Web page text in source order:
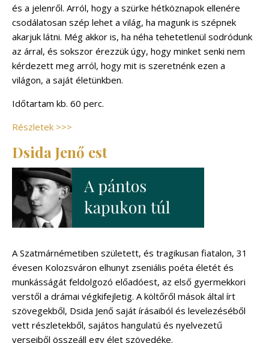
és a jelenről. Arról, hogy a szürke hétköznapok ellenére
csodálatosan szép lehet a világ, ha magunk is szépnek
akarjuk látni. Még akkor is, ha néha tehetetlenül sodródunk
az árral, és sokszor érezzük úgy, hogy minket senki nem
kérdezett meg arról, hogy mit is szeretnénk ezen a
világon, a saját életünkben.
Időtartam kb. 60 perc.
Részletek >>>
Dsida Jenő est
A Szatmárnémetiben született, és tragikusan fiatalon, 31
évesen Kolozsváron elhunyt zseniális poéta életét és
munkásságát feldolgozó előadóest, az első gyermekkori
verstől a drámai végkifejletig. A költőről mások által írt
szövegekből, Dsida Jenő saját írásaiból és levelezéséből
vett részletekből, sajátos hangulatú és nyelvezetű
verseiből összeáll egy élet szövedéke.